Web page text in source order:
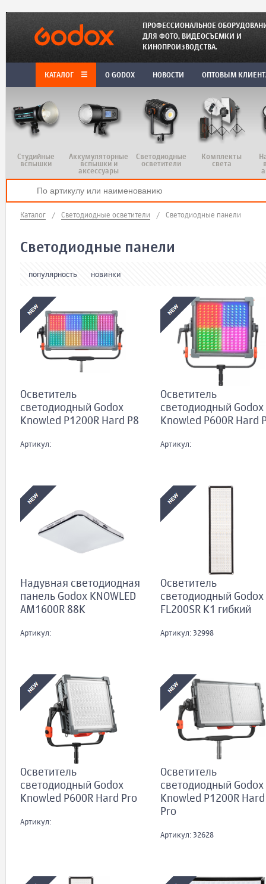
ПРОФЕССИОНАЛЬНОЕ
ДЛЯ ФОТО, ВИДЕОСЪЕМКИ И
КИНОПРОИЗВОДСТВА.
КАТАЛОГ O GODOX НОВОСТИ ОПТОВЫМ
Студийные
вспышки
Аккумуляторные
вспышки и
аксессуары
Светодиодные
осветители
Комплекты
света
Каталог / Светодиодные осветители / Светодиодные панели
Светодиодные панели
популярность новинки
Осветитель
светодиодный Godox
Knowled P1200R Hard P8
Артикул:
Осветитель
светодиодный Godox
Knowled P600R Hard
Артикул:
Надувная светодиодная
панель Godox KNOWLED
AM1600R 88K
Артикул:
Осветитель
светодиодный Godox
FL200SR K1 гибкий
Артикул: 32998
Осветитель
светодиодный Godox
Knowled P600R Hard Pro
Артикул:
Осветитель
светодиодный Godox
Knowled P1200R Hard
Pro
Артикул: 32628